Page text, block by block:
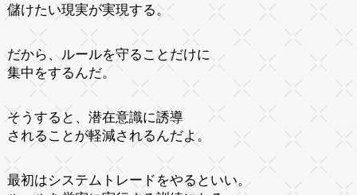
儲けたい現実が実現する。
だから、ルールを守ることだけに
集中をするんだ。
そうすると、潜在意識に誘導
されることが軽減されるんだよ。
最初はシステムトレードをやるといい。